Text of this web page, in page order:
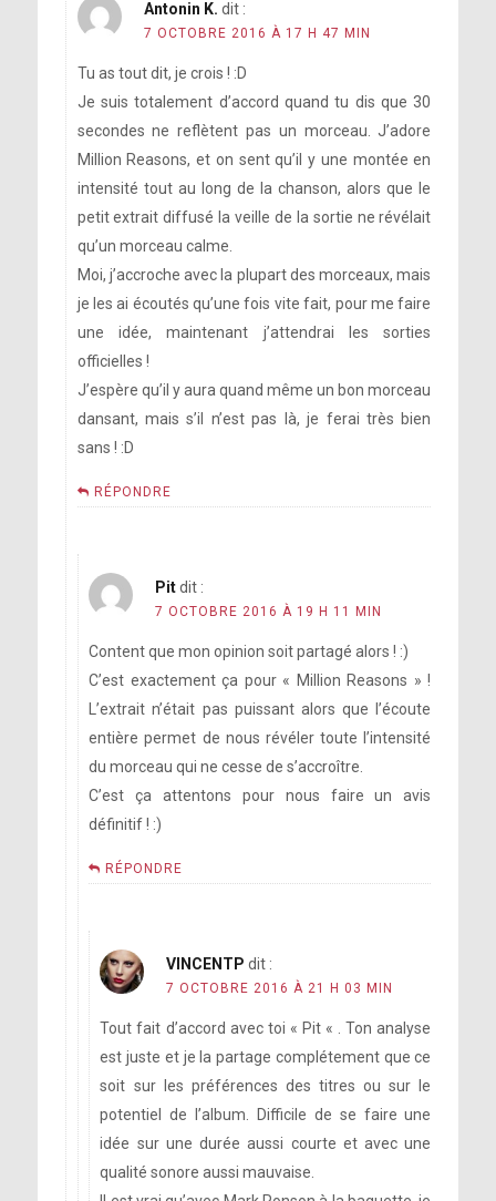
Antonin K. dit :
7 OCTOBRE 2016 À 17 H 47 MIN
Tu as tout dit, je crois ! :D
Je suis totalement d’accord quand tu dis que 30
secondes ne reflètent pas un morceau. J’adore
Million Reasons, et on sent qu’il y une montée en
intensité tout au long de la chanson, alors que le
petit extrait diffusé la veille de la sortie ne révélait
qu’un morceau calme.
Moi, j’accroche avec la plupart des morceaux, mais
je les ai écoutés qu’une fois vite fait, pour me faire
une idée, maintenant j’attendrai les sorties
officielles !
J’espère qu’il y aura quand même un bon morceau
dansant, mais s’il n’est pas là, je ferai très bien
sans ! :D
RÉPONDRE
Pitdit :
7 OCTOBRE 2016 À 19 H 11 MIN
Content que mon opinion soit partagé alors ! :)
C’est exactement ça pour « Million Reasons » !
L’extrait n’était pas puissant alors que l’écoute
entière permet de nous révéler toute l’intensité
du morceau qui ne cesse de s’accroître.
C’est ça attentons pour nous faire un avis
définitif ! :)
RÉPONDRE
VINCENTP dit :
7 OCTOBRE 2016 À 21 H 03 MIN
Tout fait d’accord avec toi « Pit « . Ton analyse
est juste et je la partage complétement que ce
soit sur les préférences des titres ou sur le
potentiel de l’album. Difficile de se faire une
idée sur une durée aussi courte et avec une
qualité sonore aussi mauvaise.